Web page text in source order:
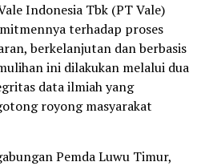
Indonesia Tbk (PT Vale)
terhadap proses
berkelanjutan dan berbasis
ini dilakukan melalui dua
data ilmiah yang
royong masyarakat
Pemda Luwu Timur,